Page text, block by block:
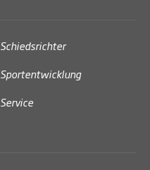
Schiedsrichter
Sportentwicklung
Service